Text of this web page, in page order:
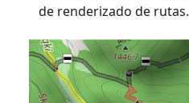
de renderizado de rutas.